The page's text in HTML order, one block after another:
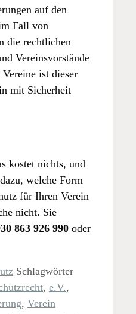
auf den
Fall von
die rechtlichen
Vereinsvorstände
ist dieser
mit Sicherheit
kostet nichts, und
welche Form
für Ihren Verein
nicht. Sie
863 926 990 oder
Schlagwörter
, e.V.,
, Verein